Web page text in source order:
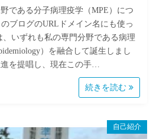
である分子病理疫学（MPE）につ
ブログのURLドメイン名にも使っ
いずれも私の専門分野である病理
）を融合して誕生しまし
を提唱し、現在この手…
続きを読む
自己紹介